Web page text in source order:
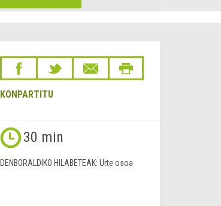
KONPARTITU
30 min
DENBORALDIKO HILABETEAK: Urte osoa